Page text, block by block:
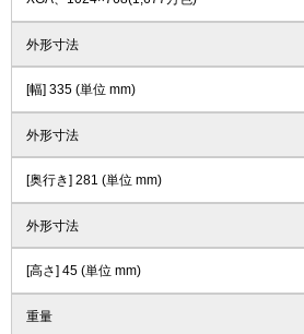
外形寸法
[幅] 335 (単位 mm)
外形寸法
[奥行き] 281 (単位 mm)
外形寸法
[高さ] 45 (単位 mm)
重量